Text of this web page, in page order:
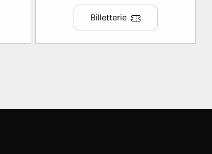
Billetterie